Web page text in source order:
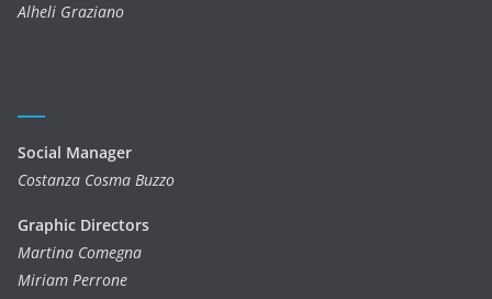
Alheli Graziano
Social Manager
Costanza Cosma Buzzo
Graphic Directors
Martina Comegna
Miriam Perrone